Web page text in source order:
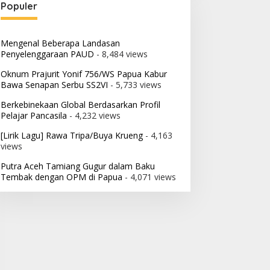
Populer
Mengenal Beberapa Landasan
Penyelenggaraan PAUD - 8,484 views
Oknum Prajurit Yonif 756/WS Papua Kabur
Bawa Senapan Serbu SS2VI - 5,733 views
Berkebinekaan Global Berdasarkan Profil
Pelajar Pancasila - 4,232 views
[Lirik Lagu] Rawa Tripa/Buya Krueng- 4,163
views
Putra Aceh Tamiang Gugur dalam Baku
Tembak dengan OPM di Papua - 4,071 views